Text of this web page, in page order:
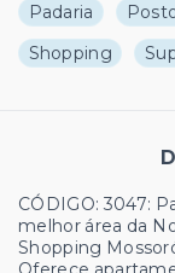
Padaria
Shopping
CÓDIGO: 3047:
melhor área da
Shopping